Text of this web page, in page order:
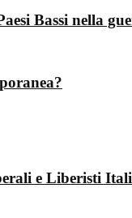
Bassi nella
e Liberisti